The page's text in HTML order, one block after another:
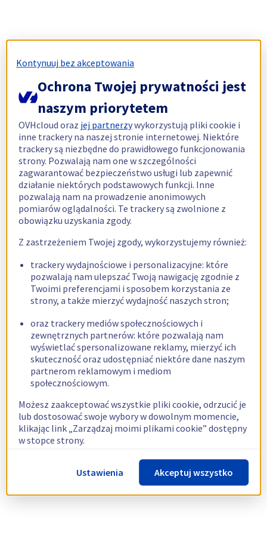
Kontynuuj bez akceptowania
Ochrona Twojej prywatności jest
naszym priorytetem
OVHcloud oraz jej partnerzywykorzystują pliki cookie i
inne trackery na naszej stronie internetowej. Niektóre
trackery są niezbędne do prawidłowego funkcjonowania
strony. Pozwalają nam one w szczególności
zagwarantować bezpieczeństwo usługi lub zapewnić
działanie niektórych podstawowych funkcji. Inne
pozwalają nam na prowadzenie anonimowych
pomiarów oglądalności. Te trackery są zwolnione z
obowiązku uzyskania zgody.
Z zastrzeżeniem Twojej zgody, wykorzystujemy również:
trackery wydajnościowe i personalizacyjne: które
pozwalają nam ulepszać Twoją nawigację zgodnie z
Twoimi preferencjami i sposobem korzystania ze
strony, a także mierzyć wydajność naszych stron;
oraz trackery mediów społecznościowych i
zewnętrznych partnerów: które pozwalają nam
wyświetlać spersonalizowane reklamy, mierzyć ich
skuteczność oraz udostępniać niektóre dane naszym
partnerom reklamowym i mediom
społecznościowym.
Możesz zaakceptować wszystkie pliki cookie, odrzucić je
lub dostosować swoje wybory w dowolnym momencie,
klikając link „Zarządzaj moimi plikami cookie” dostępny
w stopce strony.
Więcej informacji znajdziesz w naszejpolityce
dotyczącej wykorzystywania plików cookie.
Ustawienia Akceptuj wszystko